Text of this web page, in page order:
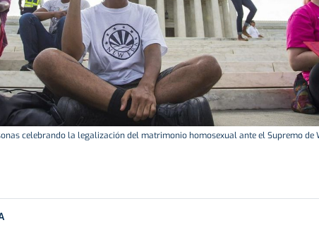
celebrando la legalización del matrimonio homosexual ante el Supremo de